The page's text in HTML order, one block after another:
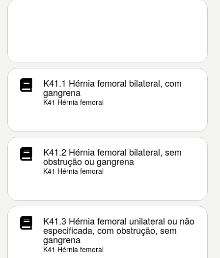
K41.1 Hérnia femoral bilateral, com
gangrena
K41 Hérnia femoral
K41.2 Hérnia femoral bilateral, sem
obstrução ou gangrena
K41 Hérnia femoral
K41.3 Hérnia femoral unilateral ou não
especificada, com obstrução, sem
gangrena
K41 Hérnia femoral